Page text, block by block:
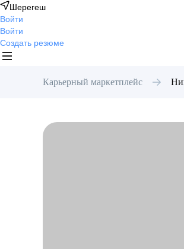
Шерегеш
Войти
Войти
Создать резюме
Карьерный маркетплейс